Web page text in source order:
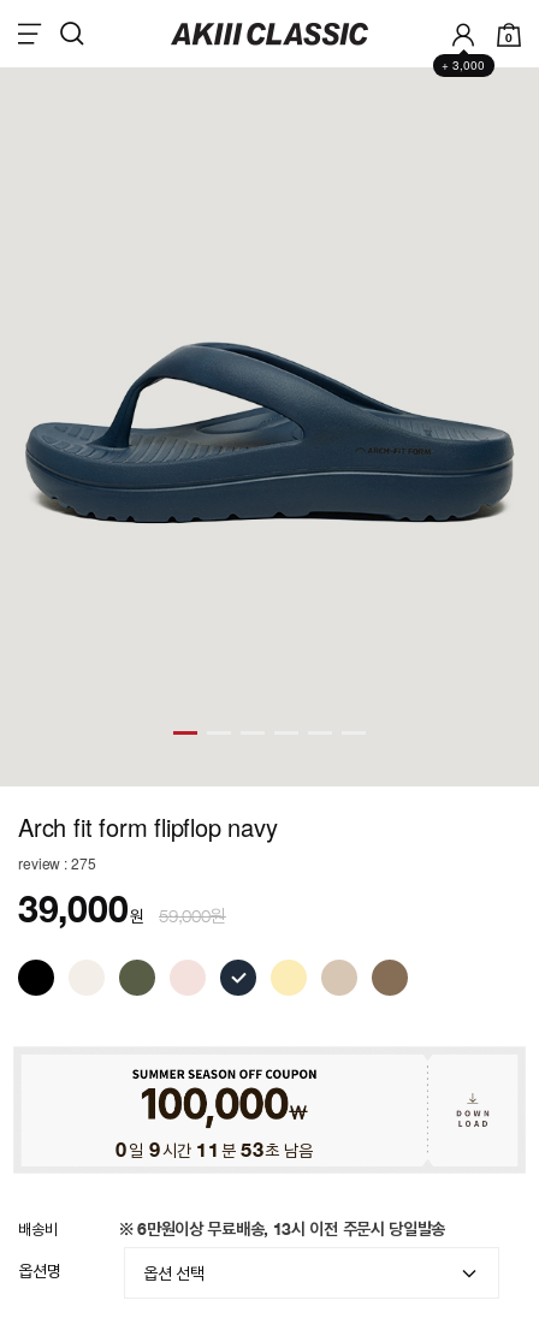
+ 3,000
0
Arch fit form flipflop navy
review : 275
39,000원 59,000원
0일 9시간 11 분 50초 남음
배송비 ※ 6만원이상 무료배송, 13시 이전 주문시 당일발송
옵션명